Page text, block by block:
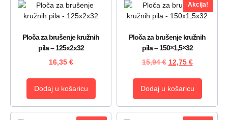
Ploča za brušenje kružnih
pila – 125x2x32
16,35 €
Dodaj u košaricu
Akcija!
Ploča za brušenje kružnih
pila – 150×1,5×32
15,94€ 12,75 €
Dodaj u košaricu